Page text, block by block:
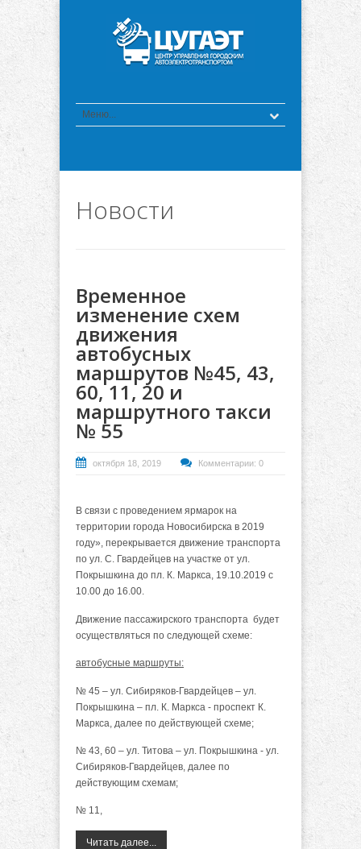
Новости
Временное
изменение схем
движения
автобусных
маршрутов №45, 43,
60, 11, 20 и
маршрутного такси
№ 55
октября 18, 2019 Комментарии: 0
В связи с проведением ярмарок на
территории города Новосибирска в 2019
году», перекрывается движение транспорта
по ул. С. Гвардейцев на участке от ул.
Покрышкина до пл. К. Маркса, 19.10.2019 с
10.00 до 16.00.
Движение пассажирского транспорта будет
осуществляться по следующей схеме:
автобусные маршруты:
№ 45 – ул. Сибиряков-Гвардейцев – ул.
Покрышкина – пл. К. Маркса - проспект К.
Маркса, далее по действующей схеме;
№ 43, 60 – ул. Титова – ул. Покрышкина - ул.
Сибиряков-Гвардейцев, далее по
действующим схемам;
№ 11,
Читать далее...